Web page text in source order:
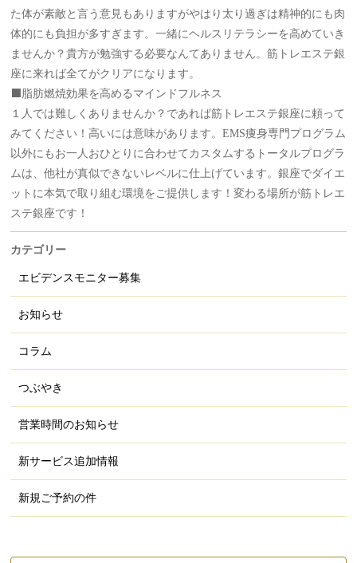
た体が素敵と言う意見もありますがやはり太り過ぎは精神的にも肉
体的にも負担が多すぎます。一緒にヘルスリテラシーを高めていき
ませんか？貴方が勉強する必要なんてありません。筋トレエステ銀
座に来れば全てがクリアになります。
⬛️脂肪燃焼効果を高めるマインドフルネス
１人では難しくありませんか？であれば筋トレエステ銀座に頼って
みてください！高いには意味があります。EMS痩身専門プログラム
以外にもお一人おひとりに合わせてカスタムするトータルプログラ
ムは、他社が真似できないレベルに仕上げています。銀座でダイエ
ットに本気で取り組む環境をご提供します！変わる場所が筋トレエ
ステ銀座です！
カテゴリー
エビデンスモニター募集
お知らせ
コラム
つぶやき
営業時間のお知らせ
新サービス追加情報
新規ご予約の件